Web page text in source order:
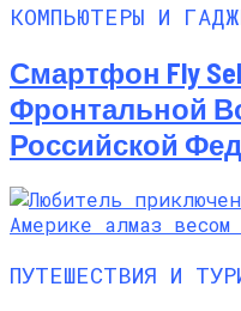
КОМПЬЮТЕРЫ И
Смартфон Fly
Фронтальной
Российской
ПУТЕШЕСТВИЯ И